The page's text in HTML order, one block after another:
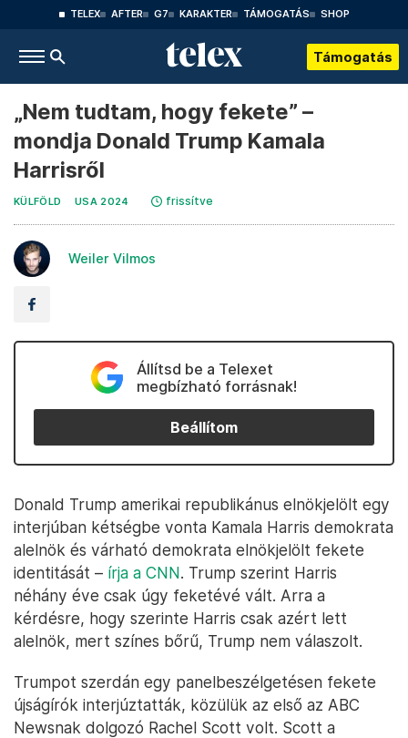
TELEX AFTER G7 KARAKTER TÁMOGATÁS SHOP
Támogatás
„Nem tudtam, hogy fekete” –
mondja Donald Trump Kamala
Harrisről
KÜLFÖLD USA 2024 frissítve
Weiler Vilmos
Állítsd be a Telexet
megbízható forrásnak!
Beállítom
Donald Trump amerikai republikánus elnökjelölt egy
interjúban kétségbe vonta Kamala Harris demokrata
alelnök és várható demokrata elnökjelölt fekete
identitását – írja a CNN. Trump szerint Harris
néhány éve csak úgy feketévé vált. Arra a
kérdésre, hogy szerinte Harris csak azért lett
alelnök, mert színes bőrű, Trump nem válaszolt.
Trumpot szerdán egy panelbeszélgetésen fekete
újságírók interjúztatták, közülük az első az ABC
Newsnak dolgozó Rachel Scott volt. Scott a